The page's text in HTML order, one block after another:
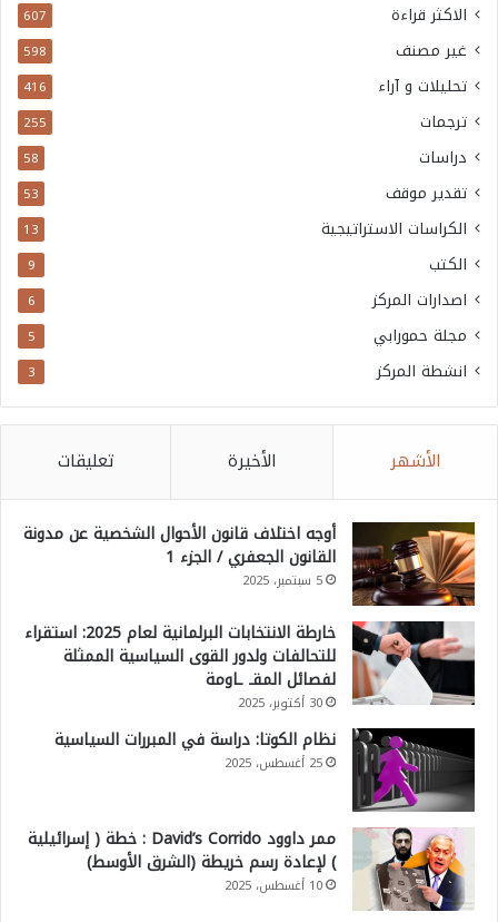
الاكثر قراءة 607
غير مصنف 598
تحليلات و آراء 416
ترجمات 255
دراسات 58
تقدير موقف 53
الكراسات الاستراتيجية 13
الكتب 9
اصدارات المركز 6
مجلة حمورابي 5
انشطة المركز 3
الأشهر الأخيرة تعليقات
أوجه اختلاف قانون الأحوال الشخصية عن مدونة
القانون الجعفري / الجزء 1
5 سبتمبر، 2025
خارطة الانتخابات البرلمانية لعام 2025: استقراء
للتحالفات ولدور القوى السياسية الممثلة
لفصائل المقـ ـاومة
30 أكتوبر، 2025
نظام الكوتا: دراسة في المبررات السياسية
25 أغسطس، 2025
ممر داوود David’s Corrido : خطة ( إسرائيلية
) لإعادة رسم خريطة (الشرق الأوسط)
10 أغسطس، 2025